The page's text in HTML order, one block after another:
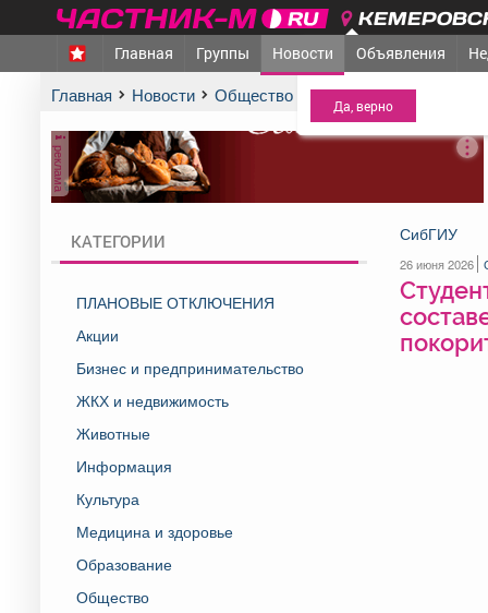
МЕЖДУРЕЧЕНСК -
Главная Группы Новости Объявления
Главная Новости Общество Студентки СибГИУ
реклама
КАТЕГОРИИ
ПЛАНОВЫЕ ОТКЛЮЧЕНИЯ
Акции
Бизнес и предпринимательство
ЖКХ и недвижимость
Животные
Информация
Культура
Медицина и здоровье
Образование
Общество
СибГИУ
26 июня 2026